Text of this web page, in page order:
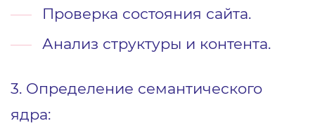
Проверка состояния сайта.
Анализ структуры и контента.
3. Определение семантического
ядра: